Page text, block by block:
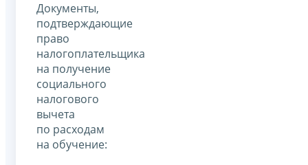
Документы,
подтверждающие
право
налогоплательщика
на получение
социального
налогового
вычета
по расходам
на обучение: